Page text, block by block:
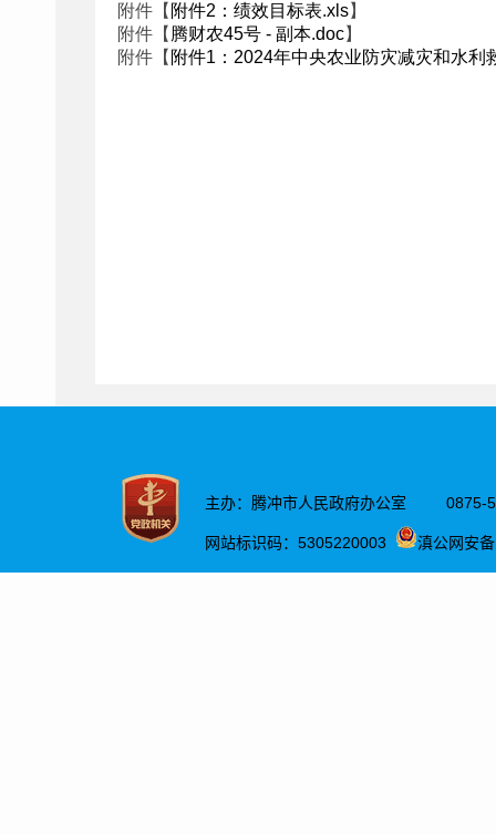
附件【 附件2：绩效目标表.xls】
附件【 腾财农45号 - 副本.doc】
附件【 附件1：2024年中央农业防灾减灾和水